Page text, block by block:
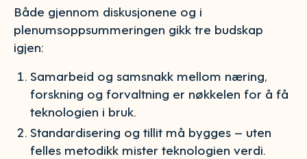
Både gjennom diskusjonene og i
plenumsoppsummeringen gikk tre budskap
igjen:
Samarbeid og samsnakk mellom næring,
forskning og forvaltning er nøkkelen for å få
teknologien i bruk.
Standardisering og tillit må bygges – uten
felles metodikk mister teknologien verdi.